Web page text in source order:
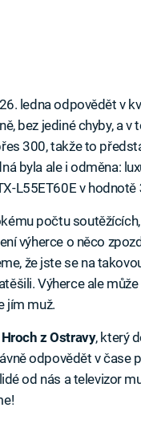
ledna odpovědět v
bez jediné chyby, a v
300, takže to
byla ale i odměna:
L55ET60E v hodnotě
počtu
výherce o něco
že jste se na
Výherce ale
jím muž.
z Ostravy, který
odpovědět v čase
od nás a televizor